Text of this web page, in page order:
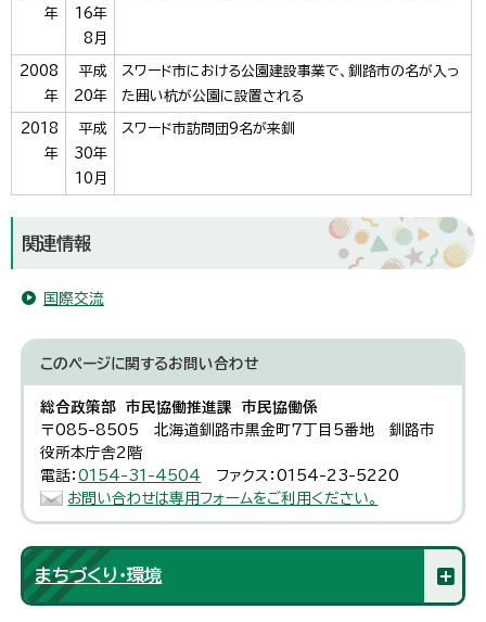
年
16年
8月
2008
年
平成
20年
スワード市における公園建設事業で、釧路市の名が入っ
た囲い杭が公園に設置される
2018
年
平成
30年
10月
スワード市訪問団9名が来釧
関連情報
国際交流
このページに関するお問い合わせ
総合政策部 市民協働推進課 市民協働係
〒085-8505 北海道釧路市黒金町7丁目5番地 釧路市
役所本庁舎2階
電話：0154-31-4504
ファクス：0154-23-5220
お問い合わせは専用フォームをご利用ください。
まちづくり・環境